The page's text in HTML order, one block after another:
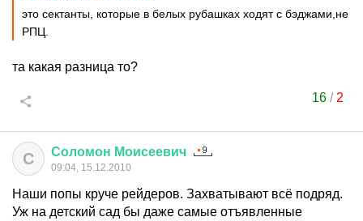
это сектанты, которые в белых рубашках ходят с бэджами,не
РПЦ.
та какая разница то?
16 / 2
С Соломон Моисеевич
09:04, 15.12.2010
Наши попы круче рейдеров. Захватывают всё подряд.
Уж на детский сад бы даже самые отъявленные